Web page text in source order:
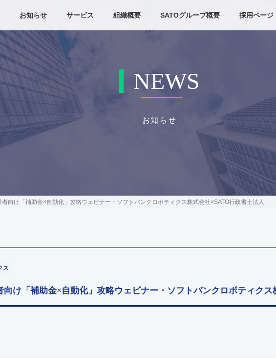
お知らせ サービス 組織概要 SATOグループ概要 採用ページ
NEWS
お知らせ
者向け「補助金×自動化」攻略ウェビナー・ソフトバンクロボティクス株式会社×SATO行政書士法人
ス
向け「補助金×自動化」攻略ウェビナー・ソフトバンクロボティク